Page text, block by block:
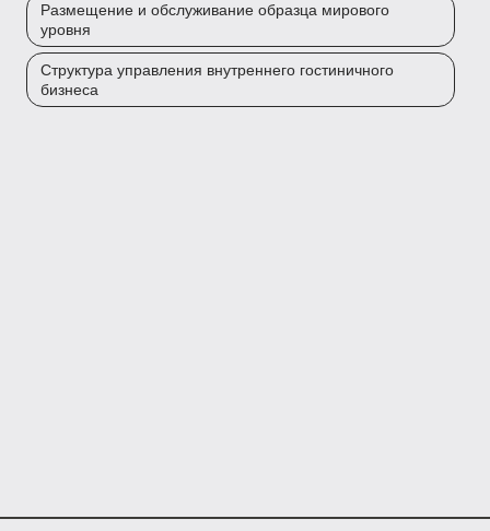
Размещение и обслуживание образца мирового
уровня
Структура управления внутреннего гостиничного
бизнеса